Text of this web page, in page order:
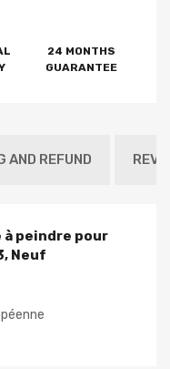
24 MONTHS
GUARANTEE
AND REFUND
peindre pour
Neuf